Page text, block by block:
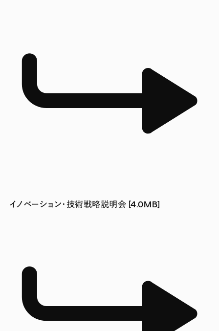
イノベーション･技術戦略説明会 [4.0MB]